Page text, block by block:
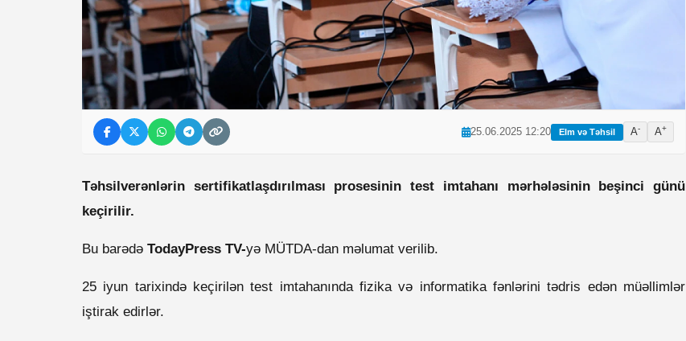
25.06.2025 12:20 Elm və Təhsil A- A+
Təhsilverənlərin sertifikatlaşdırılması prosesinin test imtahanı mərhələsinin beşinci günü
keçirilir.
Bu barədə TodayPress TV-yə MÜTDA-dan məlumat verilib.
25 iyun tarixində keçirilən test imtahanında fizika və informatika fənlərini tədris edən müəllimlər
iştirak edirlər.